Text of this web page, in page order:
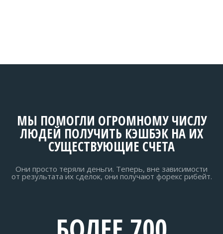
МЫ ПОМОГЛИ ОГРОМНОМУ ЧИСЛУ
ЛЮДЕЙ ПОЛУЧИТЬ КЭШБЭК НА ИХ
СУЩЕСТВУЮЩИЕ СЧЕТА
Они просто теряли деньги. Теперь, вне зависимости
от результата их сделок, они получают форекс рибейт.